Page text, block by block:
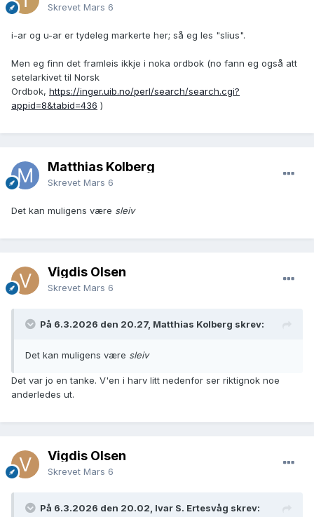
Skrevet Mars 6
i-ar og u-ar er tydeleg markerte her; så eg les "slius".
Men eg finn det framleis ikkje i noka ordbok (no fann eg også att
setelarkivet til Norsk
Ordbok, https://inger.uib.no/perl/search/search.cgi?
appid=8&tabid=436 )
Matthias Kolberg
Skrevet Mars 6
Det kan muligens være sleiv
Vigdis Olsen
Skrevet Mars 6
På 6.3.2026 den 20.27, Matthias Kolberg skrev:
Det kan muligens være sleiv
Det var jo en tanke. V'en i harv litt nedenfor ser riktignok noe
anderledes ut.
Vigdis Olsen
Skrevet Mars 6
På 6.3.2026 den 20.02, Ivar S. Ertesvåg skrev: